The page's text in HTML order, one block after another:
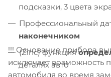
подсказки, 3 цвета
Профессиональный
наконечником
(Zinc) функция
деталях авто
!!! Основание прибора
исключает возможность
автомобиля во время